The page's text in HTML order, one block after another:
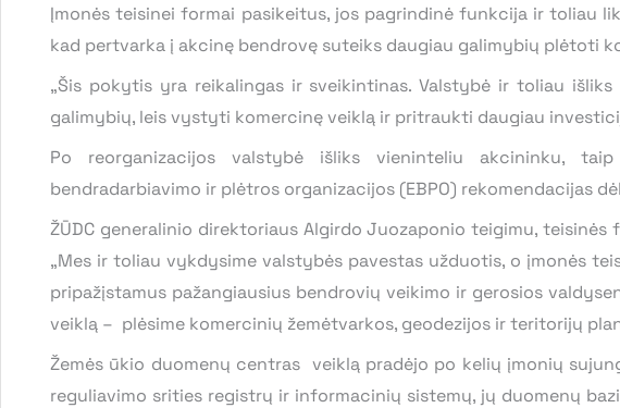
Įmonės teisinei formai pasikeitus, jos pagrindinė funkcija ir toliau
kad pertvarka į akcinę bendrovę suteiks daugiau galimybių plėtoti
„Šis pokytis yra reikalingas ir sveikintinas. Valstybė ir toliau
galimybių, leis vystyti komercinę veiklą ir pritraukti daugiau
Po reorganizacijos valstybė išliks vieninteliu akcininku,
bendradarbiavimo ir plėtros organizacijos (EBPO) rekomendacijas
ŽŪDC generalinio direktoriaus Algirdo Juozaponio teigimu,
„Mes ir toliau vykdysime valstybės pavestas užduotis, o įmonės
pripažįstamus pažangiausius bendrovių veikimo ir gerosios
veiklą – plėsime komercinių žemėtvarkos, geodezijos ir teritorijų
Žemės ūkio duomenų centras veiklą pradėjo po kelių įmonių
reguliavimo srities registrų ir informacinių sistemų, jų duomenų